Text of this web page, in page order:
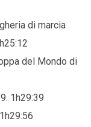
di marcia
del Mondo di
1h29:39